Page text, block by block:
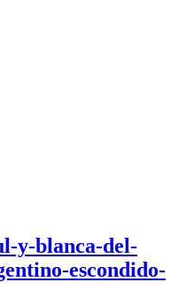
y-blanca-del-
escondido-